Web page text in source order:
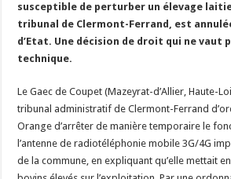
Un été fructueux pour Lactalis
susceptible de perturber un élevage
tribunal de Clermont-Ferrand, est
d’Etat. Une décision de droit qui ne vaut
technique.
Le Gaec de Coupet (Mazeyrat-d’Allier, Haute-
tribunal administratif de Clermont-Ferrand
Orange d’arrêter de manière temporaire le
l’antenne de radiotéléphonie mobile 3G/4G
de la commune, en expliquant qu’elle mettait